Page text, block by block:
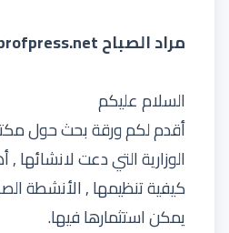
مراد الصباح profpress.net
السلام عليكم
أقدم لكم ورقة بحث حول
الوزارية التي دعت لانشائها
كيفية تنظيمها , الأنشطة
يمكن استثمارها فيها.